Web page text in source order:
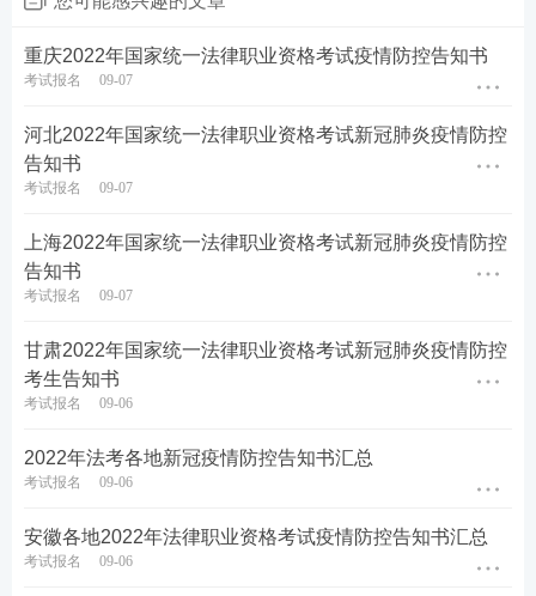
报考关注：【法考主观题报名时间】【法考报考信息
查询】
资料免费下载 】
重庆2022年国家统一法律职业资格考试疫情防控告知书
考试报名 09-07
河北2022年国家统一法律职业资格考试新冠肺炎疫情防控
告知书
考试报名 09-07
上海2022年国家统一法律职业资格考试新冠肺炎疫情防控
告知书
考试报名 09-07
甘肃2022年国家统一法律职业资格考试新冠肺炎疫情防控
考生告知书
考试报名 09-06
2022年法考各地新冠疫情防控告知书汇总
考试报名 09-06
安徽各地2022年法律职业资格考试疫情防控告知书汇总
考试报名 09-06